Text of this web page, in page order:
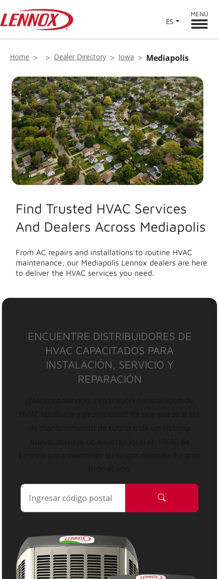
ES
MENÚ
Home Dealer Directory Iowa Mediapolis
Find Trusted HVAC Services
And Dealers Across Mediapolis
From AC repairs and installations to routine HVAC
maintenance, our Mediapolis Lennox dealers are here
to deliver the HVAC services you need.
ENCUENTRE DISTRIBUIDORES DE
HVAC CAPACITADOS PARA
INSTALACIÓN, SERVICIO Y
REPARACIÓN